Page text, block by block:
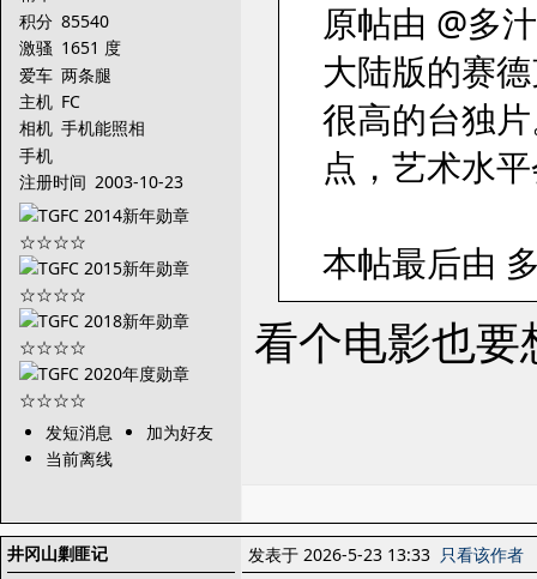
积分 85540
激骚 1651 度
爱车 两条腿
主机 FC
相机 手机能照相
手机
注册时间 2003-10-23
发短消息
加为好友
当前离线
原帖由 @多
大陆版的赛
很高的台独
点，艺术水
本帖最后由
看个电影也
井冈山剿匪记
发表于 2026-5-23 13:33 只看该作者